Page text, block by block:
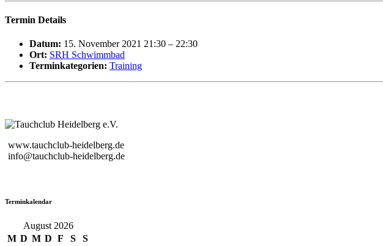
Termin Details
Datum: 15. November 2021 21:30 – 22:30
Ort: SRH Schwimmbad
Terminkategorien: Training
www.tauchclub-heidelberg.de
info@tauchclub-heidelberg.de
Terminkalendar
August 2026
M D M D F S
S